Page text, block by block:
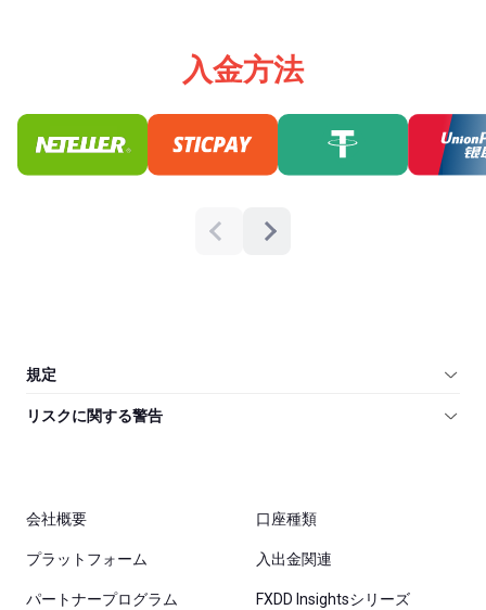
入金方法
規定
リスクに関する警告
会社概要 口座種類
プラットフォーム 入出金関連
パートナープログラム FXDD Insightsシリーズ